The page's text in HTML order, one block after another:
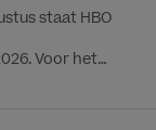
staat HBO
Voor het